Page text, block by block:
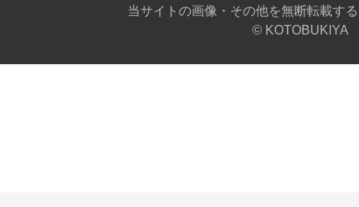
当サイトの画像・その他を無断転載す
© KOTOBUKIYA